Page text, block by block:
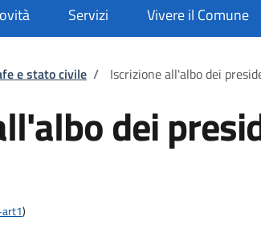
Servizi Vivere il Comune
e stato civile / Iscrizione all'albo dei
dei
)